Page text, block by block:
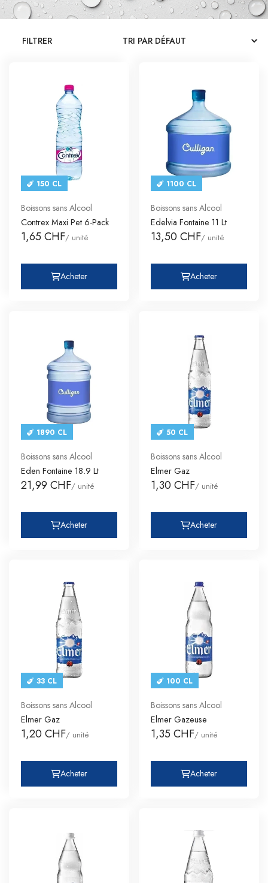
CATALOGUES
CONTACT
SE CONNECTER
FILTRER
150 CL
Boissons sans Alcool
Contrex Maxi Pet 6-Pack
1,65 CHF/ unité
Acheter
1100 CL
Boissons sans Alcool
Edelvia Fontaine 11 Lt
13,50 CHF/ unité
Acheter
1890 CL
Boissons sans Alcool
Eden Fontaine 18.9 Lt
21,99 CHF/ unité
Acheter
50 CL
Boissons sans Alcool
Elmer Gaz
1,30 CHF/ unité
Acheter
33 CL
Boissons sans Alcool
Elmer Gaz
1,20 CHF/ unité
Acheter
100 CL
Boissons sans Alcool
Elmer Gazeuse
1,35 CHF/ unité
Acheter